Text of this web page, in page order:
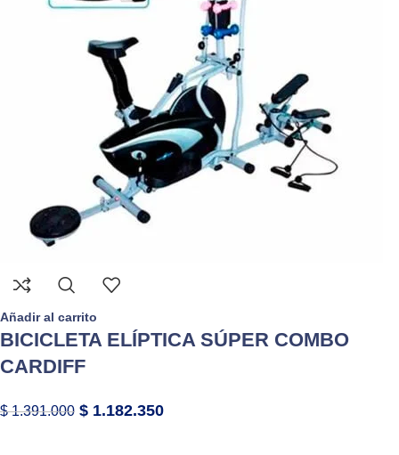
Añadir al carrito
BICICLETA ELÍPTICA SÚPER COMBO
CARDIFF
$1.391.000 $ 1.182.350